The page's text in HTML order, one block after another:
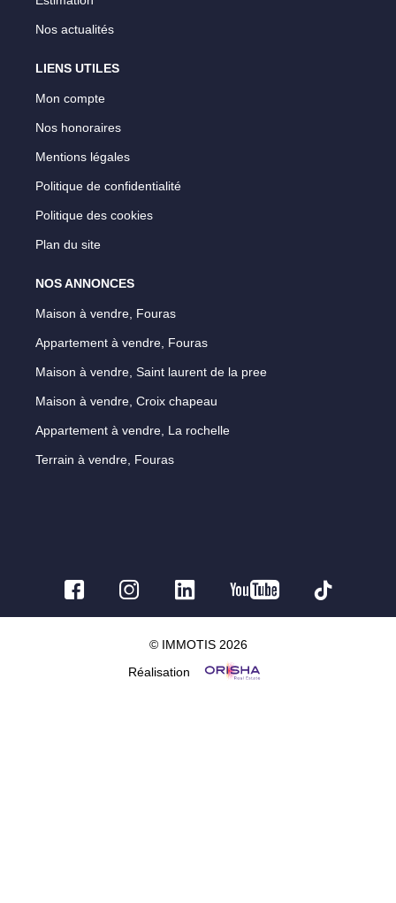
Nos actualités
LIENS UTILES
Mon compte
Nos honoraires
Mentions légales
Politique de confidentialité
Politique des cookies
Plan du site
NOS ANNONCES
Maison à vendre, Fouras
Appartement à vendre, Fouras
Maison à vendre, Saint laurent de la pree
Maison à vendre, Croix chapeau
Appartement à vendre, La rochelle
Terrain à vendre, Fouras
© IMMOTIS 2026
Réalisation